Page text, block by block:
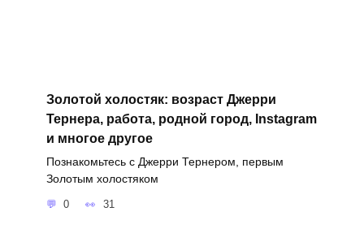
Золотой холостяк: возраст Джерри
Тернера, работа, родной город, Instagram
и многое другое
Познакомьтесь с Джерри Тернером, первым
Золотым холостяком
0 31